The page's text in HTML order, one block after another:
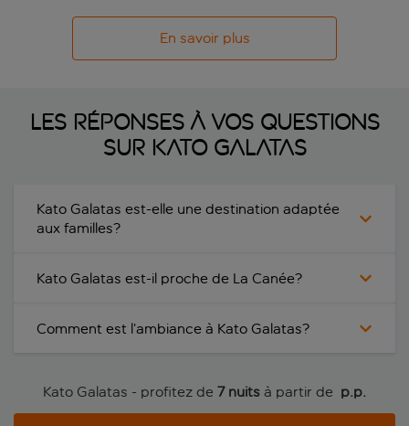
En savoir plus
Les réponses à vos questions
sur Kato Galatas
Kato Galatas est-elle une destination adaptée
aux familles?
Kato Galatas est-il proche de La Canée?
Comment est l’ambiance à Kato Galatas?
Kato Galatas - profitez de 7 nuits à partir de p.p.